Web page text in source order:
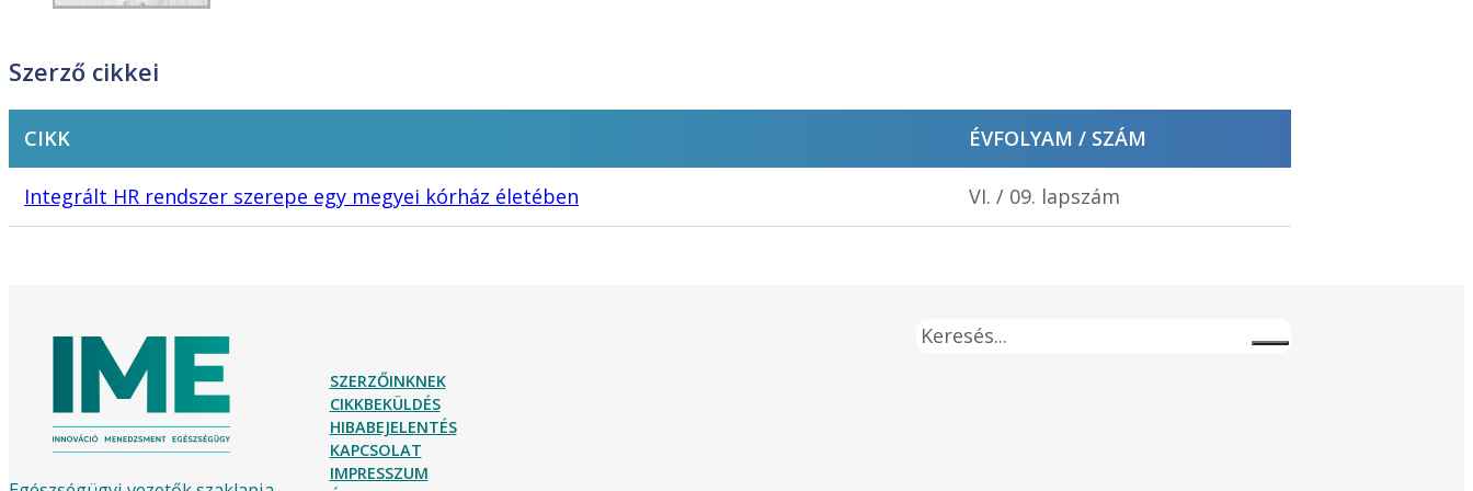
Szerző cikkei
CIKK ÉVFOLYAM / SZÁM
Integrált HR rendszer szerepe egy megyei kórház életében VI. / 09. lapszám
Keresés
SZERZŐINKNEK
CIKKBEKÜLDÉS
HIBABEJELENTÉS
KAPCSOLAT
IMPRESSZUM